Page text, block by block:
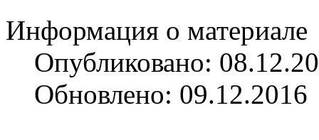
Информация о материале
Опубликовано:
Обновлено: 09.12.2016